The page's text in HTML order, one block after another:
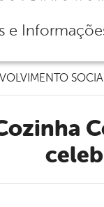
de
e
nutricional e